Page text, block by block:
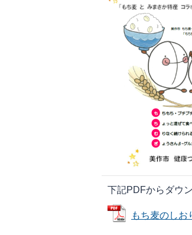
下記PDFからダウ
もち麦のしお